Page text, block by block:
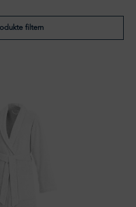
filtern